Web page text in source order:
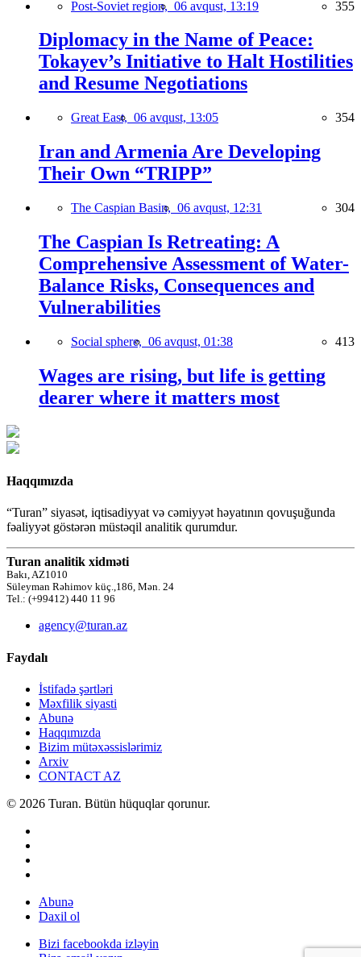
Post-Soviet region, 06 avqust, 13:19 355
Diplomacy in the Name of Peace:
Tokayev’s Initiative to Halt Hostilities
and Resume Negotiations
Great East, 06 avqust, 13:05 354
Iran and Armenia Are Developing
Their Own “TRIPP”
The Caspian Basin, 06 avqust, 12:31 304
The Caspian Is Retreating: A
Comprehensive Assessment of Water-
Balance Risks, Consequences and
Vulnerabilities
Social sphere, 06 avqust, 01:38 413
Wages are rising, but life is getting
dearer where it matters most
Haqqımızda
“Turan” siyasət, iqtisadiyyat və cəmiyyət həyatının qovuşuğunda
fəaliyyət göstərən müstəqil analitik qurumdur.
Turan analitik xidməti
Bakı, AZ1010
Süleyman Rəhimov küç.,186, Mən. 24
Tel.: (+99412) 440 11 96
agency@turan.az
Faydalı
İstifadə şərtləri
Məxfilik siyasti
Abunə
Haqqımızda
Bizim mütəxəssislərimiz
Arxiv
CONTACT AZ
© 2026 Turan. Bütün hüquqlar qorunur.
Abunə
Daxil ol
Bizi facebookda izləyin